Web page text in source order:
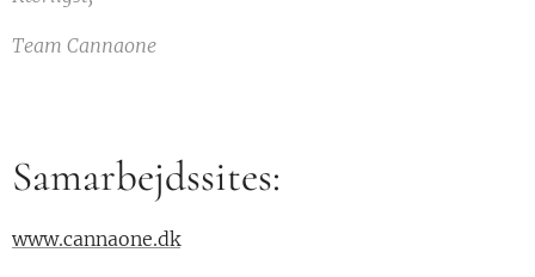
Team Cannaone
Samarbejdssites:
www.cannaone.dk